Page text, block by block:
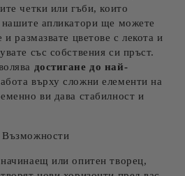
четки или гъби, които
апликатори ще можете
и размазвате цветове с лекота и
със собствения си пръст.
достигане до най-
върху сложни елементи на
ви дава стабилност и
Възможности
или опитен творец,